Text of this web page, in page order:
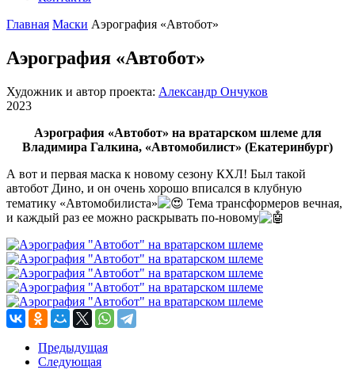
Главная Маски Аэрография «Автобот»
Аэрография «Автобот»
Художник и автор проекта: Александр Ончуков
2023
Аэрография «Автобот» на вратарском шлеме для
Владимира Галкина, «Автомобилист» (Екатеринбург)
А вот и первая маска к новому сезону КХЛ! Был такой
автобот Дино, и он очень хорошо вписался в клубную
тематику «Автомобилиста»
Тема трансформеров вечная,
и каждый раз ее можно раскрывать по-новому
Предыдущая
Следующая